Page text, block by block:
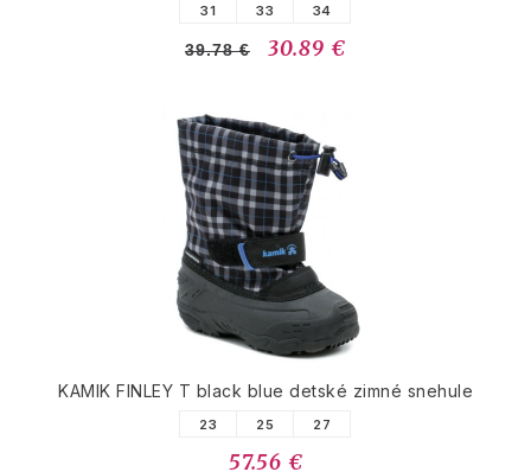
31 33 34
39.78 € 30.89 €
KAMIK FINLEY T black blue detské zimné snehule
23 25 27
57.56 €